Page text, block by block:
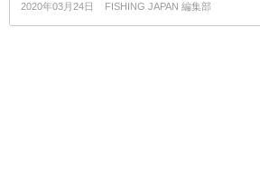
2020年03月24日 FISHING JAPAN 編集部